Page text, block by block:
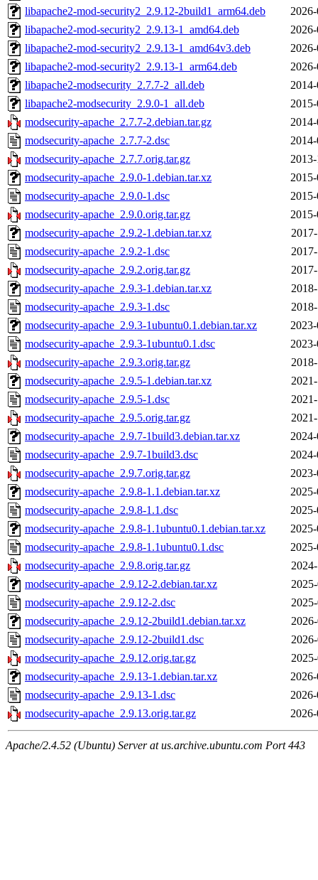
libapache2-mod-security2_2.9.12-2build1_arm64.deb
libapache2-mod-security2_2.9.13-1_amd64.deb
libapache2-mod-security2_2.9.13-1_amd64v3.deb
libapache2-mod-security2_2.9.13-1_arm64.deb
libapache2-modsecurity_2.7.7-2_all.deb
libapache2-modsecurity_2.9.0-1_all.deb
modsecurity-apache_2.7.7-2.debian.tar.gz
modsecurity-apache_2.7.7-2.dsc
modsecurity-apache_2.7.7.orig.tar.gz
modsecurity-apache_2.9.0-1.debian.tar.xz
modsecurity-apache_2.9.0-1.dsc
modsecurity-apache_2.9.0.orig.tar.gz
modsecurity-apache_2.9.2-1.debian.tar.xz
modsecurity-apache_2.9.2-1.dsc
modsecurity-apache_2.9.2.orig.tar.gz
modsecurity-apache_2.9.3-1.debian.tar.xz
modsecurity-apache_2.9.3-1.dsc
modsecurity-apache_2.9.3-1ubuntu0.1.debian.tar.xz
modsecurity-apache_2.9.3-1ubuntu0.1.dsc
modsecurity-apache_2.9.3.orig.tar.gz
modsecurity-apache_2.9.5-1.debian.tar.xz
modsecurity-apache_2.9.5-1.dsc
modsecurity-apache_2.9.5.orig.tar.gz
modsecurity-apache_2.9.7-1build3.debian.tar.xz
modsecurity-apache_2.9.7-1build3.dsc
modsecurity-apache_2.9.7.orig.tar.gz
modsecurity-apache_2.9.8-1.1.debian.tar.xz
modsecurity-apache_2.9.8-1.1.dsc
modsecurity-apache_2.9.8-1.1ubuntu0.1.debian.tar.xz
modsecurity-apache_2.9.8-1.1ubuntu0.1.dsc
modsecurity-apache_2.9.8.orig.tar.gz
modsecurity-apache_2.9.12-2.debian.tar.xz
modsecurity-apache_2.9.12-2.dsc
modsecurity-apache_2.9.12-2build1.debian.tar.xz
modsecurity-apache_2.9.12-2build1.dsc
modsecurity-apache_2.9.12.orig.tar.gz
modsecurity-apache_2.9.13-1.debian.tar.xz
modsecurity-apache_2.9.13-1.dsc
modsecurity-apache_2.9.13.orig.tar.gz
Apache/2.4.52 (Ubuntu) Server at us.archive.ubuntu.com Port 443